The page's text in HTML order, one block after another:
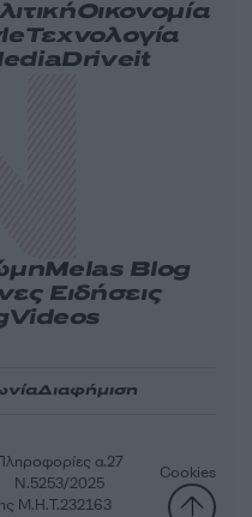
Οικονομία
Τεχνολογία
Driveit
Melas Blog
Ειδήσεις
Videos
Διαφήμιση
Μ.Η.Τ.232163
α.27
Ν.5253/2025
Cookies